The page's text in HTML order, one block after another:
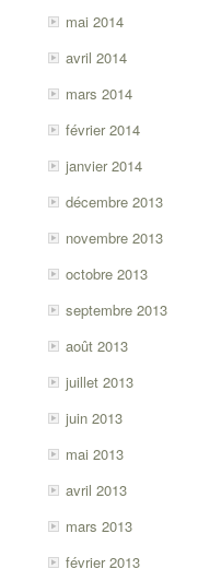
mai 2014
avril 2014
mars 2014
février 2014
janvier 2014
décembre 2013
novembre 2013
octobre 2013
septembre 2013
août 2013
juillet 2013
juin 2013
mai 2013
avril 2013
mars 2013
février 2013